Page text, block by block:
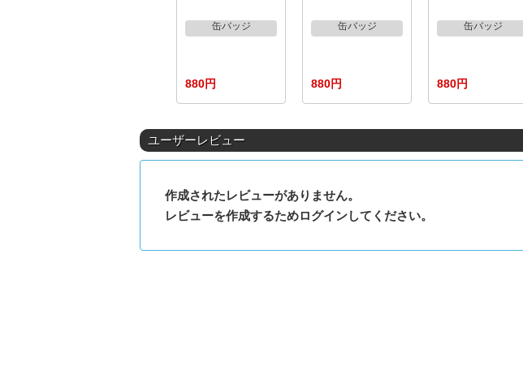
缶バッジ
880円
缶バッジ
880円
缶バッジ
880円
ユーザーレビュー
作成されたレビューがありません。
レビューを作成するためログインしてください。